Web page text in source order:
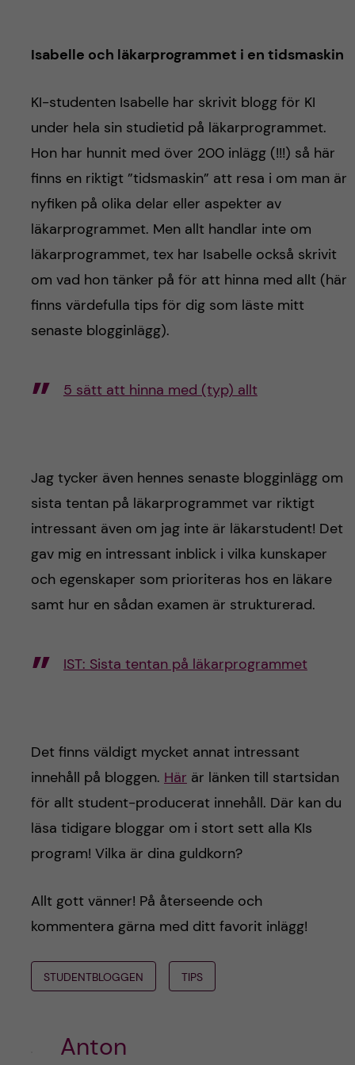
Isabelle och läkarprogrammet i en tidsmaskin
KI-studenten Isabelle har skrivit blogg för KI
under hela sin studietid på läkarprogrammet.
Hon har hunnit med över 200 inlägg (!!!) så här
finns en riktigt ”tidsmaskin” att resa i om man är
nyfiken på olika delar eller aspekter av
läkarprogrammet. Men allt handlar inte om
läkarprogrammet, tex har Isabelle också skrivit
om vad hon tänker på för att hinna med allt (här
finns värdefulla tips för dig som läste mitt
senaste blogginlägg).
5 sätt att hinna med (typ) allt
Jag tycker även hennes senaste blogginlägg om
sista tentan på läkarprogrammet var riktigt
intressant även om jag inte är läkarstudent! Det
gav mig en intressant inblick i vilka kunskaper
och egenskaper som prioriteras hos en läkare
samt hur en sådan examen är strukturerad.
IST: Sista tentan på läkarprogrammet
Det finns väldigt mycket annat intressant
innehåll på bloggen. Här är länken till startsidan
för allt student-producerat innehåll. Där kan du
läsa tidigare bloggar om i stort sett alla KIs
program! Vilka är dina guldkorn?
Allt gott vänner! På återseende och
kommentera gärna med ditt favorit inlägg!
STUDENTBLOGGEN TIPS
Anton